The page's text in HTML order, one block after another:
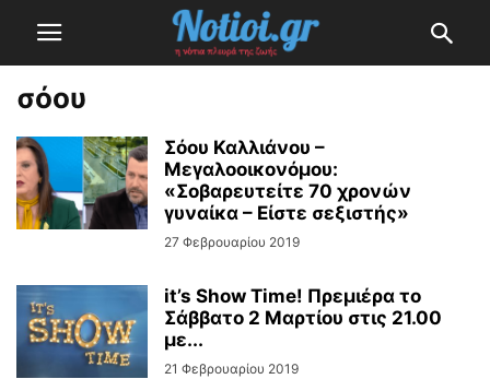
σόου
Σόου Καλλιάνου –
Μεγαλοοικονόμου:
«Σοβαρευτείτε 70 χρονών
γυναίκα – Είστε σεξιστής»
27 Φεβρουαρίου 2019
it’s Show Time! Πρεμιέρα το
Σάββατο 2 Μαρτίου στις 21.00
με...
21 Φεβρουαρίου 2019